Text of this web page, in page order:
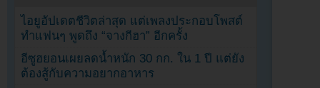
ไอยูอัปเดตชีวิตล่าสุด แต่เพลงประกอบโพสต์
ทำแฟนๆ พูดถึง “จางกีฮา” อีกครั้ง
อีซูฮยอนเผยลดน้ำหนัก 30 กก. ใน 1 ปี แต่ยัง
ต้องสู้กับความอยากอาหาร